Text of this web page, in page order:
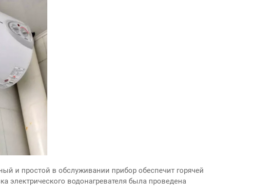
и простой в обслуживании прибор обеспечит горячей
водонагревателя была проведена